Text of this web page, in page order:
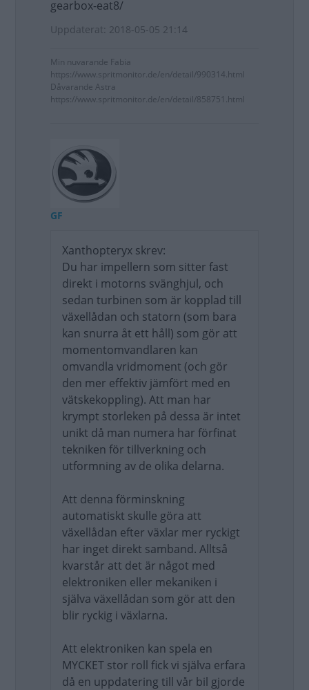
gearbox-eat8/
Uppdaterat: 2018-05-05 21:14
Min nuvarande Fabia
https://www.spritmonitor.de/en/detail/990314.html
Dåvarande Astra
https://www.spritmonitor.de/en/detail/858751.html
GF
Xanthopteryx skrev:
Du har impellern som sitter fast
direkt i motorns svänghjul, och
sedan turbinen som är kopplad till
växellådan och statorn (som bara
kan snurra åt ett håll) som gör att
momentomvandlaren kan
omvandla vridmoment (och gör
den mer effektiv jämfört med en
vätskekoppling). Att man har
krympt storleken på dessa är intet
unikt då man numera har förfinat
tekniken för tillverkning och
utformning av de olika delarna.
Att denna förminskning
automatiskt skulle göra att
växellådan efter växlar mer ryckigt
har inget direkt samband. Alltså
kvarstår att det är något med
elektroniken eller mekaniken i
själva växellådan som gör att den
blir ryckig i växlarna.
Att elektroniken kan spela en
MYCKET stor roll fick vi själva erfara
då en uppdatering till vår bil gjorde